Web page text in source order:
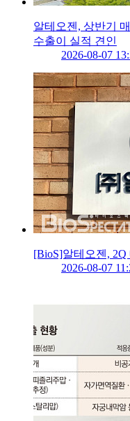
알테오젠, 상반기
수출이 실적 견인
2026-08-07
[BioS]알테오젠,
2026-08-07